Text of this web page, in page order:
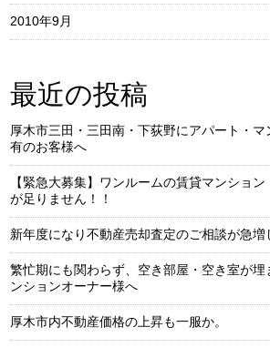
2010年9月
最近の投稿
厚木市三田・三田南・下荻野にアパート・
有のお客様へ
【緊急大募集】ワンルームの賃貸マンショ
が足りません！！
新年度になり不動産売却査定のご相談が急増
繁忙期にも関わらず、空き部屋・空き室が
ンションオーナー様へ
厚木市内不動産価格の上昇も一服か。